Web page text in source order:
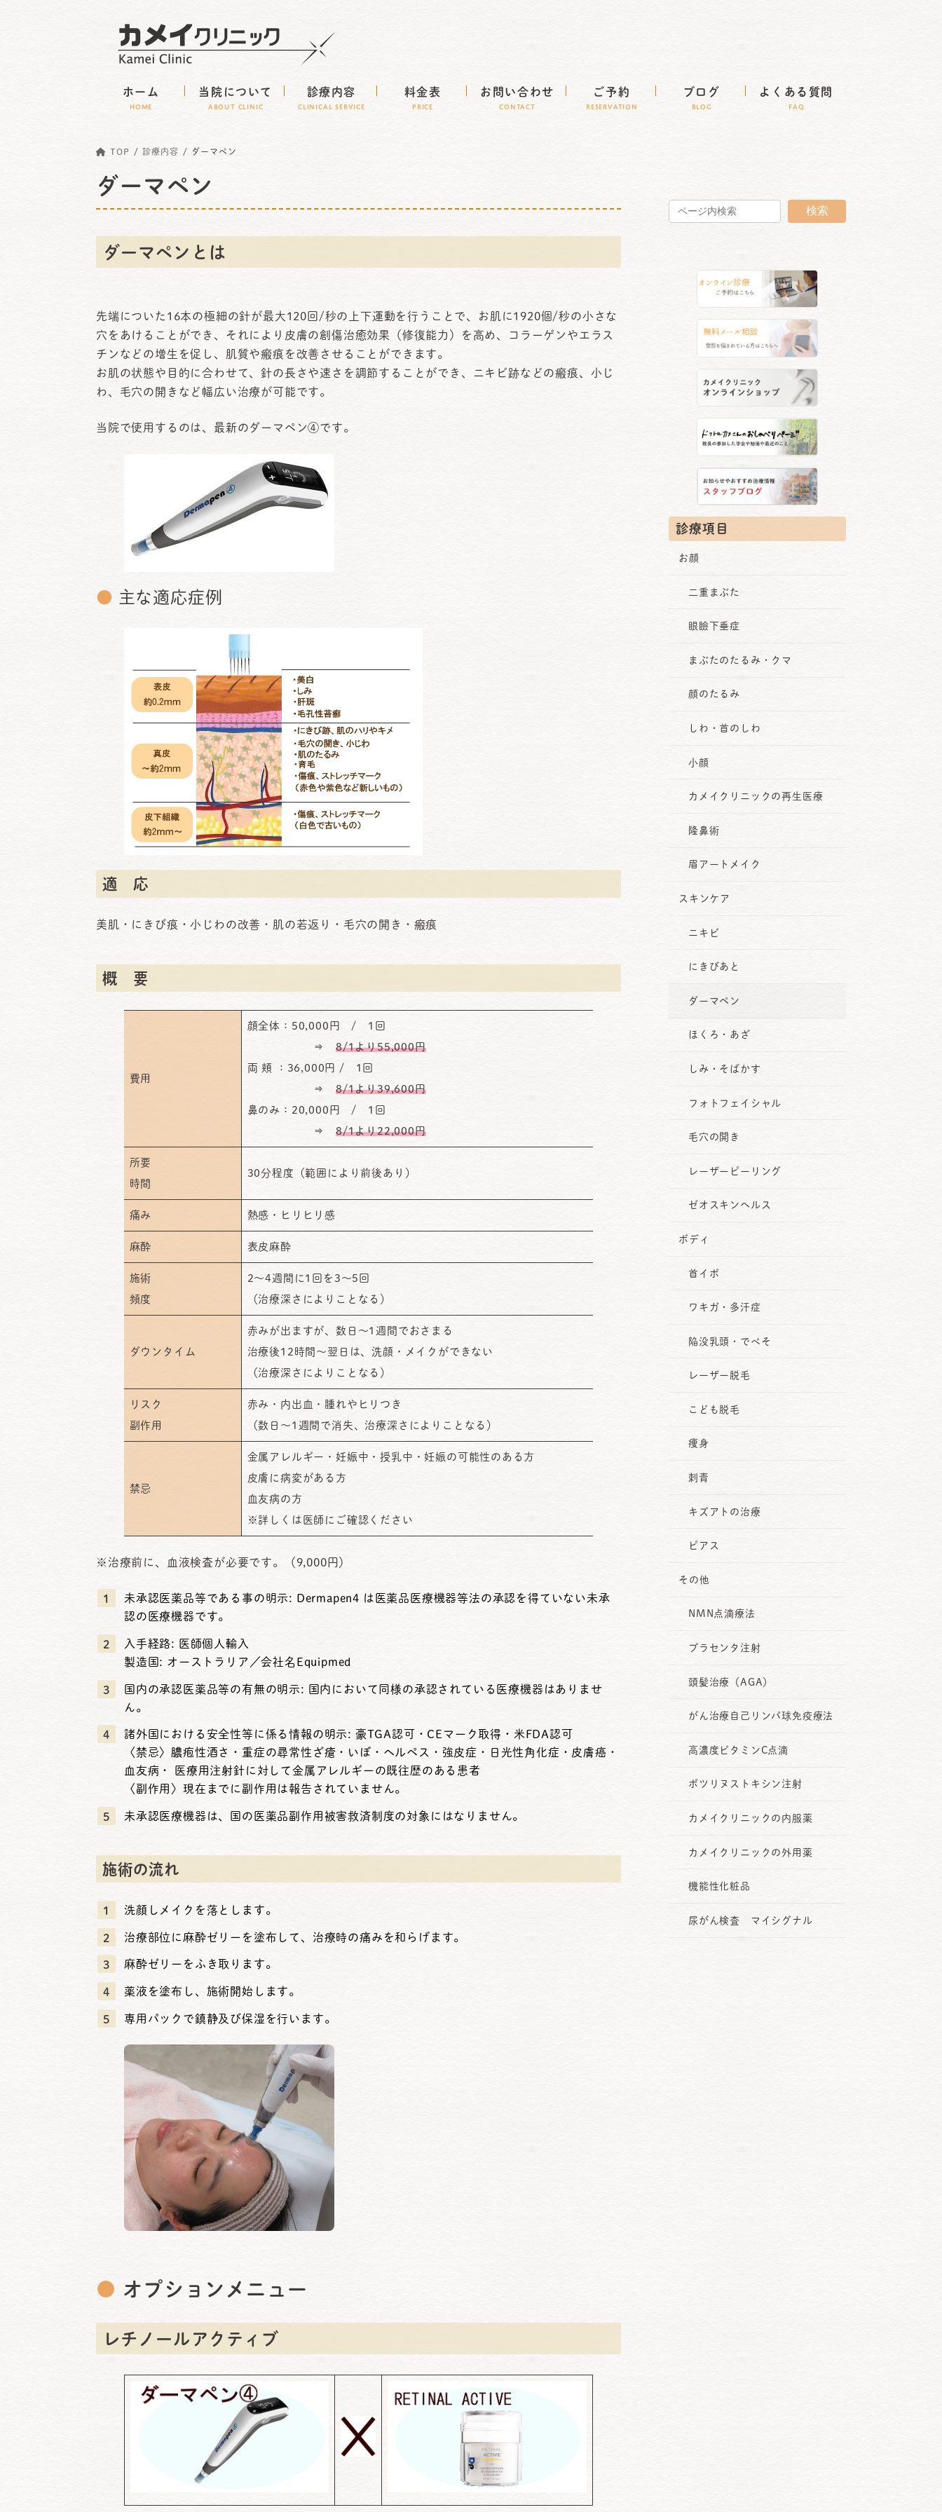
ホーム
HOME
当院について
ABOUT CLINIC
診療内容
CLINICAL SERVICE
料金表
Price
お問い合わせ
CONTACT
ご予約
RESERVATION
ブログ
BLOG
よくある質問
FAQ
TOP 診療内容 ダーマペン
ダーマペン
ダーマペンとは
先端についた16本の極細の針が最大120回/秒の上下運動を行うことで、お肌に1920個/秒の小さな
穴をあけることができ、それにより皮膚の創傷治癒効果（修復能力）を高め、コラーゲンやエラス
チンなどの増生を促し、肌質や瘢痕を改善させることができます。
お肌の状態や目的に合わせて、針の長さや速さを調節することができ、ニキビ跡などの瘢痕、小じ
わ、毛穴の開きなど幅広い治療が可能です。
当院で使用するのは、最新のダーマペン④です。
● 主な適応症例
適 応
美肌・にきび痕・小じわの改善・肌の若返り・毛穴の開き・瘢痕
概 要
費用
顔全体：50,000円 / 1回
⇒ 8/1より55,000円
両 頬 ：36,000円 / 1回
⇒ 8/1より39,600円
鼻のみ：20,000円 / 1回
⇒ 8/1より22,000円
所要
時間
30分程度（範囲により前後あり）
痛み 熱感・ヒリヒリ感
麻酔 表皮麻酔
施術
頻度
2～4週間に1回を3～5回
（治療深さによりことなる）
ダウンタイム
赤みが出ますが、数日～1週間でおさまる
治療後12時間～翌日は、洗顔・メイクができない
（治療深さによりことなる）
リスク
副作用
赤み・内出血・腫れやヒリつき
（数日～1週間で消失、治療深さによりことなる）
禁忌
金属アレルギー・妊娠中・授乳中・妊娠の可能性のある方
皮膚に病変がある方
血友病の方
※詳しくは医師にご確認ください
※治療前に、血液検査が必要です。（9,000円）
未承認医薬品等である事の明⽰: Dermapen4 は医薬品医療機器等法の承認を得ていない未承
認の医療機器です。
⼊⼿経路: 医師個⼈輸⼊
製造国: オーストラリア／会社名Equipmed
国内の承認医薬品等の有無の明⽰: 国内において同様の承認されている医療機器はありませ
ん。
諸外国における安全性等に係る情報の明⽰: 豪TGA認可・CEマーク取得・⽶FDA認可
〈禁忌〉膿疱性酒さ・重症の尋常性ざ瘡・いぼ・ヘルペス・強⽪症・⽇光性⾓化症・⽪膚癌・
⾎友病・ 医療⽤注射針に対して⾦属アレルギーの既往歴のある患者
〈副作⽤〉現在までに副作⽤は報告されていません。
未承認医療機器は、国の医薬品副作用被害救済制度の対象にはなりません。
施術の流れ
洗顔しメイクを落とします。
治療部位に麻酔ゼリーを塗布して、治療時の痛みを和らげます。
麻酔ゼリーをふき取ります。
薬液を塗布し、施術開始します。
専用パックで鎮静及び保湿を行います。
● オプションメニュー
レチノールアクティブ
検索
診療項目
お顔
二重まぶた
眼瞼下垂症
まぶたのたるみ・クマ
顔のたるみ
しわ・首のしわ
小顔
カメイクリニックの再生医療
隆鼻術
眉アートメイク
スキンケア
ニキビ
にきびあと
ダーマペン
ほくろ・あざ
しみ・そばかす
フォトフェイシャル
毛穴の開き
レーザーピーリング
ゼオスキンヘルス
ボディ
首イボ
ワキガ・多汗症
陥没乳頭・でべそ
レーザー脱毛
こども脱毛
痩身
刺青
キズアトの治療
ピアス
その他
NMN点滴療法
プラセンタ注射
頭髪治療（AGA）
がん治療自己リンパ球免疫療法
高濃度ビタミンC点滴
ボツリヌストキシン注射
カメイクリニックの内服薬
カメイクリニックの外用薬
機能性化粧品
尿がん検査 マイシグナル